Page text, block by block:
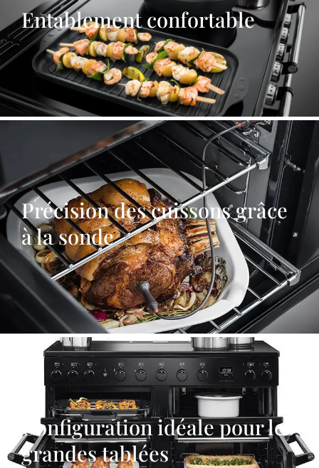
Entablement confortable
Précision des cuissons grâce
à la sonde
Configuration idéale pour les
grandes tablées